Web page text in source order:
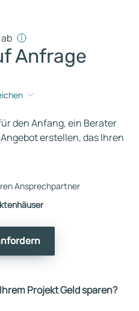
Anfrage
den Anfang, ein Berater
erstellen, das Ihren
Ansprechpartner
Projekt Geld sparen?